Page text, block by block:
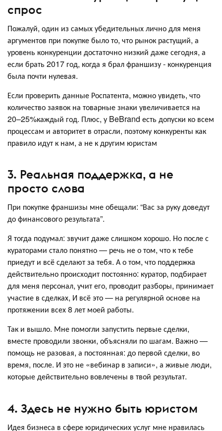
спрос
Пожалуй, один из самых убедительных лично для меня
аргументов при покупке было то, что рынок растущий, а
уровень конкуренции достаточно низкий даже сегодня, а
если брать 2017 год, когда я брал франшизу - конкуренция
была почти нулевая.
Если проверить данные Роспатента, можно увидеть, что
количество заявок на товарные знаки увеличивается на
20–25%каждый год. Плюс, у BeBrand есть допуски ко всем
процессам и авторитет в отрасли, поэтому конкуренты как
правило идут к нам, а не к другим юристам
3. Реальная поддержка, а не
просто слова
При покупке франшизы мне обещали: “Вас за руку доведут
до финансового результата”.
Я тогда подумал: звучит даже слишком хорошо. Но после с
кураторами стало понятно — речь не о том, что к тебе
приедут и всё сделают за тебя. А о том, что поддержка
действительно происходит постоянно: куратор, подбирает
для меня персонал, учит его, проводит разборы, принимает
участие в сделках, И всё это — на регулярной основе на
протяжении всех 8 лет моей работы.
Так и вышло. Мне помогли запустить первые сделки,
вместе проводили звонки, объясняли по шагам. Важно —
помощь не разовая, а постоянная: до первой сделки, во
время, после. И это не «вебинар в записи», а живые люди,
которые действительно вовлечены в твой результат.
4. Здесь не нужно быть юристом
Идея бизнеса в сфере юридических услуг мне нравилась